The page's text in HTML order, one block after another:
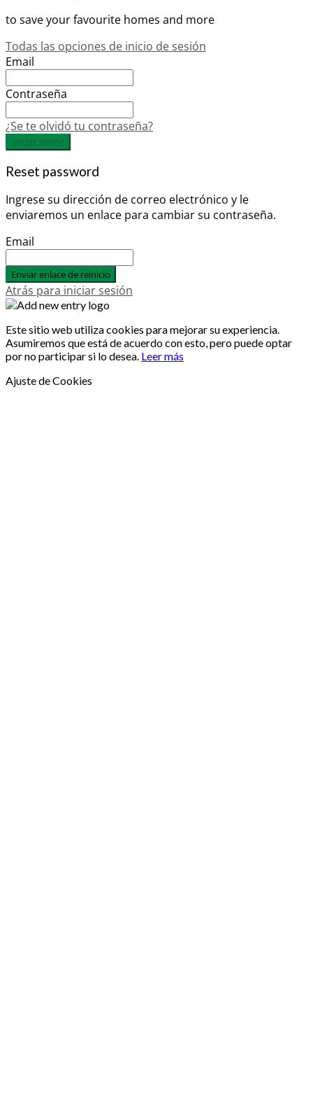
to save your favourite homes and more
Todas las opciones de inicio de sesión
Email
Contraseña
¿Se te olvidó tu contraseña?
Iniciar sesión
Reset password
Ingrese su dirección de correo electrónico y le
enviaremos un enlace para cambiar su contraseña.
Email
Enviar enlace de reinicio
Atrás para iniciar sesión
Este sitio web utiliza cookies para mejorar su experiencia.
Asumiremos que está de acuerdo con esto, pero puede optar
por no participar si lo desea. Leer más
Ajuste de Cookies